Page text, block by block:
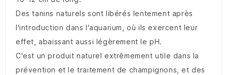
Des tanins naturels sont libérés lentement après
l'introduction dans l'aquarium, où ils exercent leur
effet, abaissant aussi légèrement le pH.
C'est un produit naturel extrêmement utile dans la
prévention et le traitement de champignons, et des